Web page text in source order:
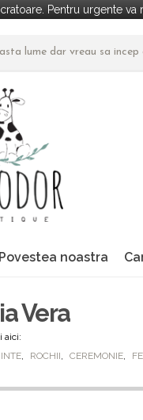
Pentru urgente va
lume dar vreau sa incep
Povestea noastra
Vera
aici:
, ROCHII, CEREMONIE,